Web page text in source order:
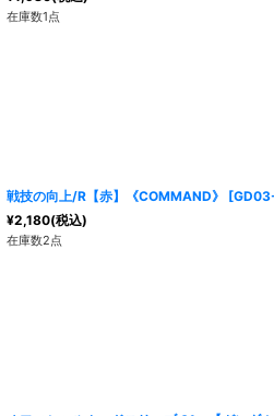
在庫数1点
戦技の向上/R【赤】《COMMAND》 [
¥2,180(税込)
在庫数2点